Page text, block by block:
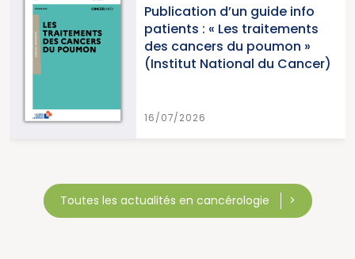
Publication d’un guide info
patients : « Les traitements
des cancers du poumon »
(Institut National du Cancer)
16/07/2026
Toutes les actualités en cancérologie